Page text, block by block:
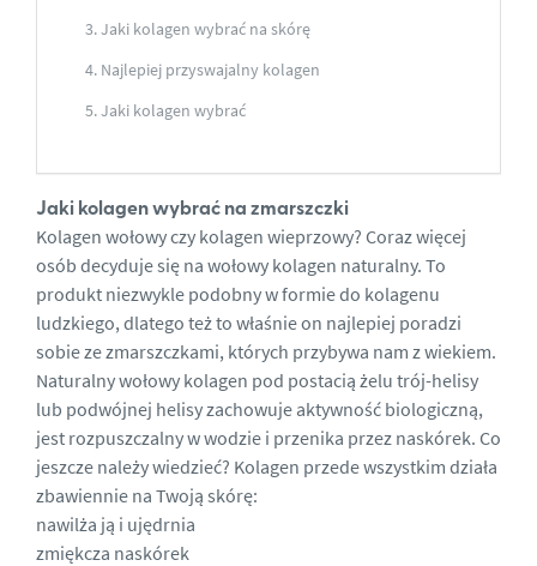
Jaki kolagen wybrać na skórę
Najlepiej przyswajalny kolagen
Jaki kolagen wybrać
Jaki kolagen wybrać na zmarszczki
Kolagen wołowy czy kolagen wieprzowy? Coraz więcej
osób decyduje się na wołowy kolagen naturalny. To
produkt niezwykle podobny w formie do kolagenu
ludzkiego, dlatego też to właśnie on najlepiej poradzi
sobie ze zmarszczkami, których przybywa nam z wiekiem.
Naturalny wołowy kolagen pod postacią żelu trój-helisy
lub podwójnej helisy zachowuje aktywność biologiczną,
jest rozpuszczalny w wodzie i przenika przez naskórek. Co
jeszcze należy wiedzieć? Kolagen przede wszystkim działa
zbawiennie na Twoją skórę:
nawilża ją i ujędrnia
zmiękcza naskórek